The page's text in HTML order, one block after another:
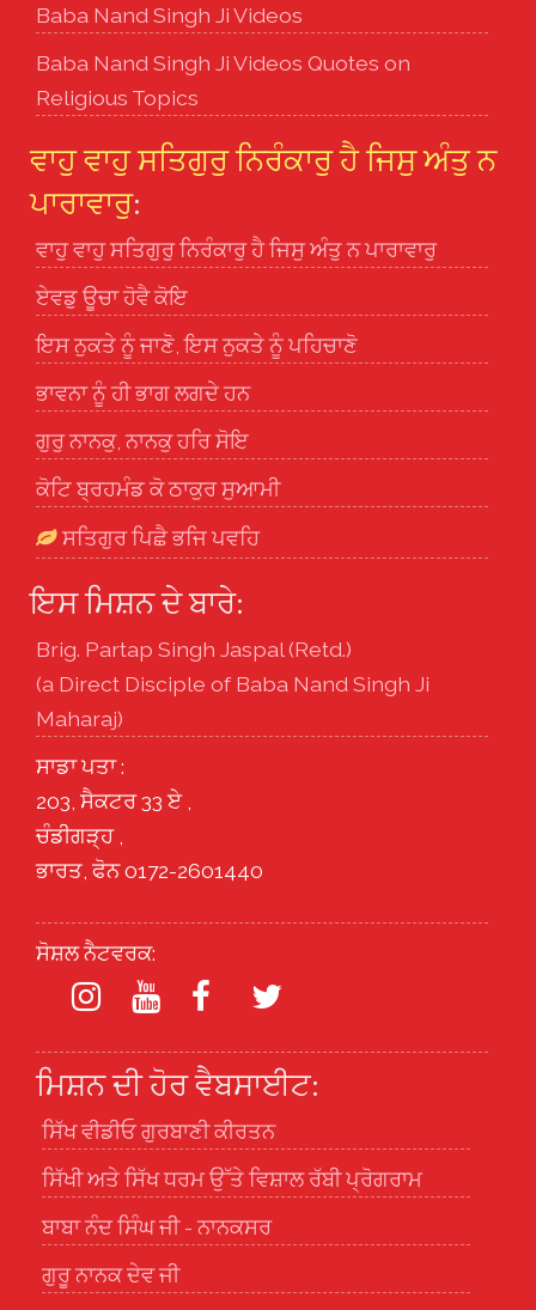
Baba Nand Singh Ji Videos
Baba Nand Singh Ji Videos Quotes on
Religious Topics
ਵਾਹੁ ਵਾਹੁ ਸਤਿਗੁਰੁ ਨਿਰੰਕਾਰੁ ਹੈ ਜਿਸੁ ਅੰਤੁ ਨ
ਪਾਰਾਵਾਰੁ:
ਵਾਹੁ ਵਾਹੁ ਸਤਿਗੁਰੁ ਨਿਰੰਕਾਰੁ ਹੈ ਜਿਸੁ ਅੰਤੁ ਨ ਪਾਰਾਵਾਰੁ
ਏਵਡੁ ਊਚਾ ਹੋਵੈ ਕੋਇ
ਇਸ ਨੁਕਤੇ ਨੂੰ ਜਾਣੋ, ਇਸ ਨੁਕਤੇ ਨੂੰ ਪਹਿਚਾਣੋ
ਭਾਵਨਾ ਨੂੰ ਹੀ ਭਾਗ ਲਗਦੇ ਹਨ
ਗੁਰੁ ਨਾਨਕੁ, ਨਾਨਕੁ ਹਰਿ ਸੋਇ
ਕੋਟਿ ਬ੍ਰਹਮੰਡ ਕੋ ਠਾਕੁਰ ਸੁਆਮੀ
ਸਤਿਗੁਰ ਪਿਛੈ ਭਜਿ ਪਵਹਿ
ਇਸ ਮਿਸ਼ਨ ਦੇ ਬਾਰੇ:
Brig. Partap Singh Jaspal (Retd.)
(a Direct Disciple of Baba Nand Singh Ji
Maharaj)
ਸਾਡਾ ਪਤਾ :
203, ਸੈਕਟਰ 33 ਏ ,
ਚੰਡੀਗੜ੍ਹ ,
ਭਾਰਤ, ਫੋਨ 0172-2601440
ਸੋਸ਼ਲ ਨੈਟਵਰਕ:
ਮਿਸ਼ਨ ਦੀ ਹੋਰ ਵੈਬਸਾਈਟ:
ਸਿੱਖ ਵੀਡੀਓ ਗੁਰਬਾਣੀ ਕੀਰਤਨ
ਸਿੱਖੀ ਅਤੇ ਸਿੱਖ ਧਰਮ ਉੱਤੇ ਵਿਸ਼ਾਲ ਰੱਬੀ ਪ੍ਰੋਗਰਾਮ
ਬਾਬਾ ਨੰਦ ਸਿੰਘ ਜੀ - ਨਾਨਕਸਰ
ਗੁਰੂ ਨਾਨਕ ਦੇਵ ਜੀ